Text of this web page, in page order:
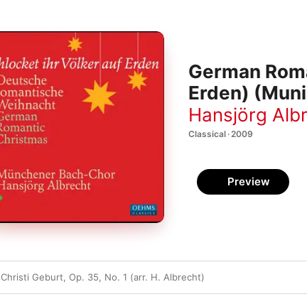
German
Erden)
Hansjörg
Classical · 2009
Preview
Christi Geburt, Op. 35, No. 1 (arr. H. Albrecht)